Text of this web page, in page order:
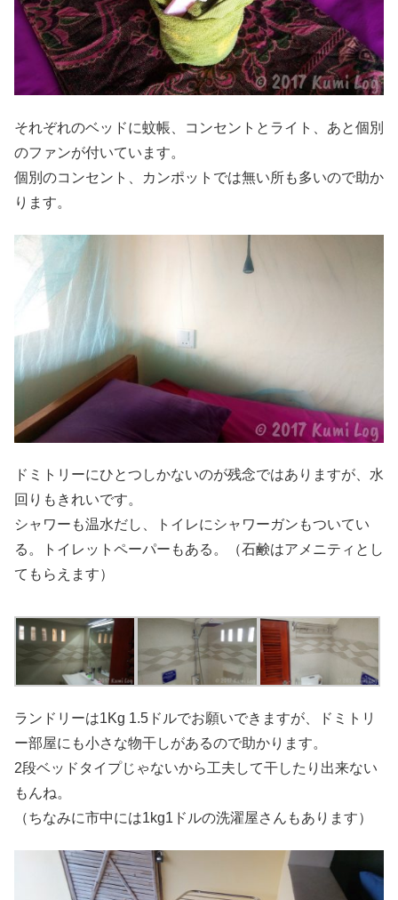
それぞれのベッドに蚊帳、コンセントとライト、あと個別
のファンが付いています。
個別のコンセント、カンポットでは無い所も多いので助か
ります。
ドミトリーにひとつしかないのが残念ではありますが、水
回りもきれいです。
シャワーも温水だし、トイレにシャワーガンもついてい
る。トイレットペーパーもある。（石鹸はアメニティとし
てもらえます）
ランドリーは1Kg 1.5ドルでお願いできますが、ドミトリ
ー部屋にも小さな物干しがあるので助かります。
2段ベッドタイプじゃないから工夫して干したり出来ない
もんね。
（ちなみに市中には1kg1ドルの洗濯屋さんもあります）